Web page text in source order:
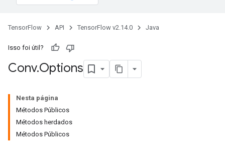
TensorFlow API TensorFlow v2.14.0 Java
Isso foi útil?
Conv.Options
Nesta página
Métodos Públicos
Métodos herdados
Métodos Públicos